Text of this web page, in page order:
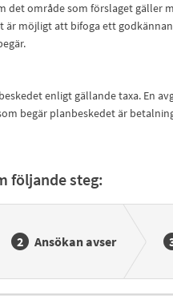
det område som förslaget gäller
är möjligt att bifoga ett
enligt gällande taxa. En
begär planbeskedet är
följande steg:
Ansökan avser